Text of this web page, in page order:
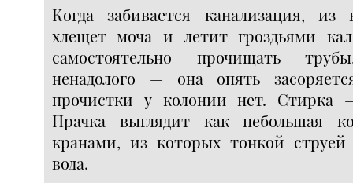
Когда забивается канализация, из
хлещет моча и летит гроздьями
самостоятельно прочищать
ненадолого — она опять
прочистки у колонии нет. Стирка
Прачка выглядит как небольшая
кранами, из которых тонкой струей
вода.